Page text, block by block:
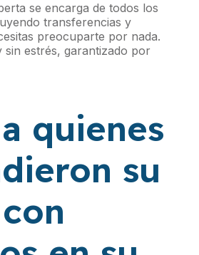
se encarga de todos los
transferencias y
preocuparte por nada.
sin estrés, garantizado por
quienes
su